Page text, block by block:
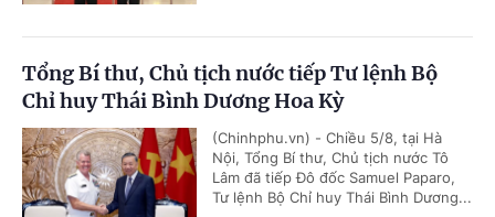
Tổng Bí thư, Chủ tịch nước tiếp Tư lệnh Bộ
Chỉ huy Thái Bình Dương Hoa Kỳ
(Chinhphu.vn) - Chiều 5/8, tại Hà
Nội, Tổng Bí thư, Chủ tịch nước Tô
Lâm đã tiếp Đô đốc Samuel Paparo,
Tư lệnh Bộ Chỉ huy Thái Bình Dương...